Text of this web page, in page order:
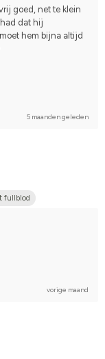
goed, net te klein
dat hij
hem bijna altijd
5 maanden geleden
fullblod
vorige maand